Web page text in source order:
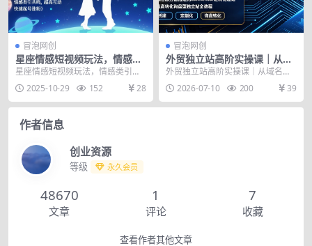
冒泡网创
星座情感短视频玩法，情感类
引共鸣，超高互动，快速起号
星座情感短视频玩法，情感类引共
鸣，超高互动，快速起号涨粉 情感
赛道的视频各个平台...
2025-10-29 152 28
冒泡网创
外贸独立站高阶实操课｜从域
名服务器搭建到Elementor定
独立站全教程
外贸独立站高阶实操课｜从域名服
务器搭建到Elementor定制化建
站，打造高转化...
2026-07-10 200 39
作者信息
创业资源
等级 永久会员
48670
文章
1
评论
7
收藏
查看作者其他文章